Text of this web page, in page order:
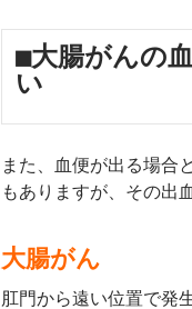
■大腸がんの
い
また、血便が出る場合
もありますが、その出
大腸がん
肛門から遠い位置で発